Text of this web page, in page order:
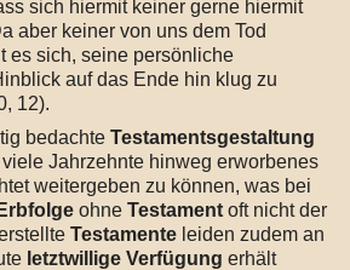
sich hiermit keiner gerne hiermit
aber keiner von uns dem Tod
es sich, seine persönliche
auf das Ende hin klug zu
12).
bedachte Testamentsgestaltung
Jahrzehnte hinweg erworbenes
weitergeben zu können, was bei
ohne Testament oft nicht der
Testamente leiden zudem an
letztwillige Verfügung erhält